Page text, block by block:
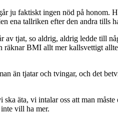
ju faktiskt ingen nöd på honom.
ena tallriken efter den andra tills
tjat, so aldrig, aldrig ledde till
BMI allt mer kallsvettigt
än tjatar och tvingar, och det
äta, vi intalar oss att man
vill ha mer.